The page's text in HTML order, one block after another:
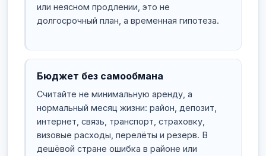
или неясном продлении, это не
долгосрочный план, а временная гипотеза.
Бюджет без самообмана
Считайте не минимальную аренду, а
нормальный месяц жизни: район, депозит,
интернет, связь, транспорт, страховку,
визовые расходы, перелёты и резерв. В
дешёвой стране ошибка в районе или